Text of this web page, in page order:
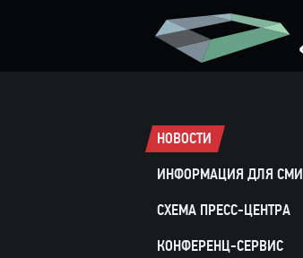
НОВОСТИ
ИНФОРМАЦИЯ ДЛЯ СМИ
СХЕМА ПРЕСС-ЦЕНТРА
КОНФЕРЕНЦ-СЕРВИС